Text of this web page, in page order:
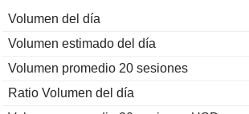
Volumen del día
Volumen estimado del día
Volumen promedio 20 sesiones
Ratio Volumen del día